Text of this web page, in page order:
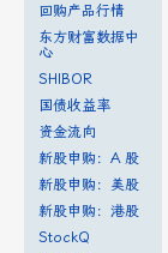
回购产品行情
东方财富数据中
心
SHIBOR
国债收益率
资金流向
新股申购：A 股
新股申购：美股
新股申购：港股
StockQ